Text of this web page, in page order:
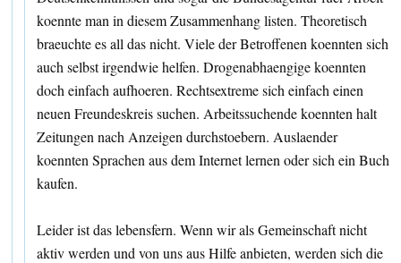
koennte man in diesem Zusammenhang listen. Theoretisch
braeuchte es all das nicht. Viele der Betroffenen koennten sich
auch selbst irgendwie helfen. Drogenabhaengige koennten
doch einfach aufhoeren. Rechtsextreme sich einfach einen
neuen Freundeskreis suchen. Arbeitssuchende koennten halt
Zeitungen nach Anzeigen durchstoebern. Auslaender
koennten Sprachen aus dem Internet lernen oder sich ein Buch
kaufen.
Leider ist das lebensfern. Wenn wir als Gemeinschaft nicht
aktiv werden und von uns aus Hilfe anbieten, werden sich die